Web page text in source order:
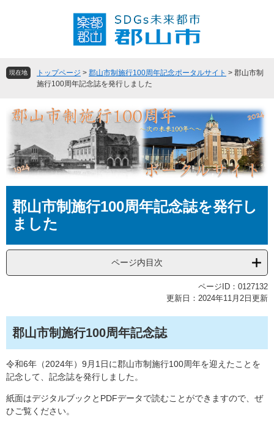
頭
飛現在地 トップページ > 郡山市制施行100周年記念ポータルサイト > 郡山市制
施行100周年記念誌を発行しました
文郡山市制施行100周年記念誌を発行し
ました
ページ内目次
ページID：0127132
更新日：2024年11月2日更新
郡山市制施行100周年記念誌
令和6年（2024年）9月1日に郡山市制施行100周年を迎えたことを
記念して、記念誌を発行しました。
紙面はデジタルブックとPDFデータで読むことができますので、ぜ
ひご覧ください。